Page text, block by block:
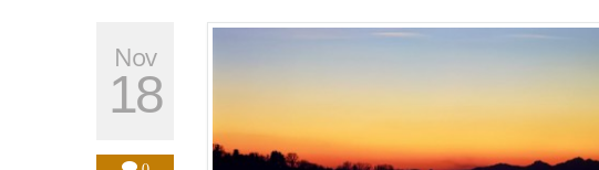
Nov
18